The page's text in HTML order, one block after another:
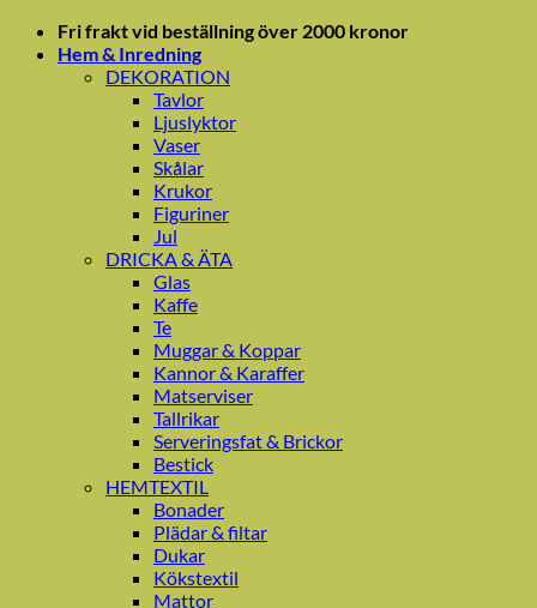
Skip
Fri frakt vid beställning över 2000 kronor
Hem & Inredning
DEKORATION
Tavlor
Ljuslyktor
Vaser
Skålar
Krukor
Figuriner
Jul
DRICKA & ÄTA
Glas
Kaffe
Te
Muggar & Koppar
Kannor & Karaffer
Matserviser
Tallrikar
Serveringsfat & Brickor
Bestick
HEMTEXTIL
Bonader
Plädar & filtar
Dukar
Kökstextil
Mattor